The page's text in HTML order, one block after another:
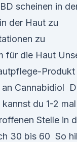
scheinen in
der Haut zu
zu
für die Haut
Produkt
an Cannabidiol
du 1-2 mal
Stelle in
30 bis 60 So